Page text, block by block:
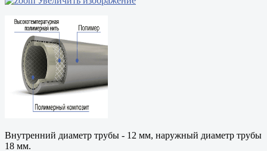
Внутренний диаметр трубы - 12 мм, наружный диаметр трубы
18 мм.